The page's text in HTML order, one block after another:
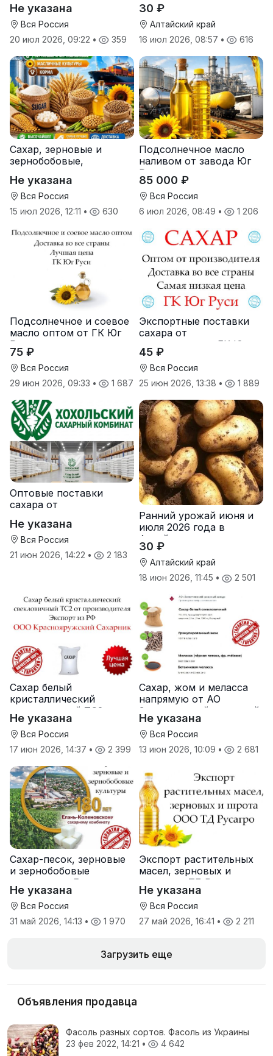
поставки
Не указана
Вся Россия
20 июл 2026, 09:22 • 359
30 ₽
Алтайский край
16 июл 2026, 08:57 • 616
Сахар, зерновые и
зернобобовые,
корма
Не указана
Вся Россия
15 июл 2026, 12:11 • 630
Подсолнечное масло
наливом от завода Юг
Руси
85 000 ₽
Вся Россия
6 июл 2026, 08:49 • 1 206
Подсолнечное и соевое
масло оптом от ГК Юг
Руси
75 ₽
Вся Россия
29 июн 2026, 09:33 • 1 687
Экспортные поставки
сахара от
производителя ГК Юг
Руси
45 ₽
Вся Россия
25 июн 2026, 13:38 • 1 889
Оптовые поставки
сахара от
Хохольский сахарный
комбинат
Не указана
Вся Россия
21 июн 2026, 14:22 • 2 183
Ранний урожай июня и
июля 2026 года в
Алтайском крае
30 ₽
Алтайский край
18 июн 2026, 11:45 • 2 501
Сахар белый
кристаллический
свекловичный ТС2 от
производителя
Не указана
Вся Россия
17 июн 2026, 14:37 • 2 399
Сахар, жом и меласса
напрямую от АО
Земетчинский сахарный
завод
Не указана
Вся Россия
13 июн 2026, 10:09 • 2 681
Сахар-песок, зерновые
и зернобобовые
культуры от Елань-
Коленовский СЗ
Не указана
Вся Россия
31 май 2026, 14:13 • 1 970
Экспорт растительных
масел, зерновых и
шрота от ТД Русагро
Не указана
Вся Россия
27 май 2026, 16:41 • 2 211
Загрузить еще
Объявления продавца
Фасоль разных сортов. Фасоль из Украины
23 фев 2022, 14:21 • 4 642